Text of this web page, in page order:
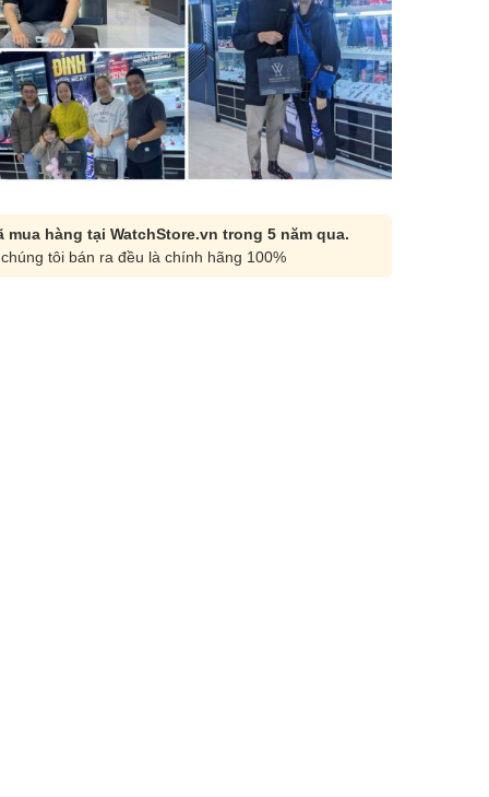
mua hàng tại WatchStore.vn trong 5 năm qua.
tôi bán ra đều là chính hãng 100%